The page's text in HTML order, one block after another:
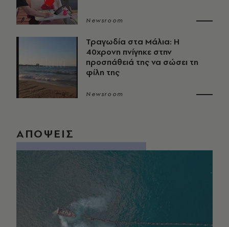
Newsroom
Τραγωδία στα Μάλια: Η
40χρονη πνίγηκε στην
προσπάθειά της να σώσει τη
φίλη της
Newsroom
ΑΠΟΨΕΙΣ